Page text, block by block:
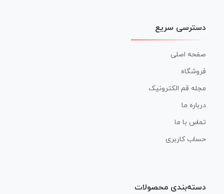
دسترسی سریع
صفحه اصلی
فروشگاه
مجله قم الکترونیک
درباره ما
تماس با ما
حساب کاربری
دسته‌بندی محصولات